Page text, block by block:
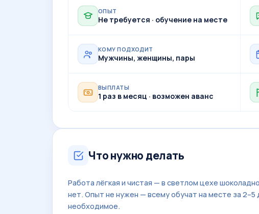
ОПЫТ
Не требуется · обучение на месте
КОМУ ПОДХОДИТ
Мужчины, женщины, пары
ВЫПЛАТЫ
1 раз в месяц · возможен аванс
Что нужно делать
Работа лёгкая и чистая — в светлом цехе
нет. Опыт не нужен — всему обучат на месте за
необходимое.